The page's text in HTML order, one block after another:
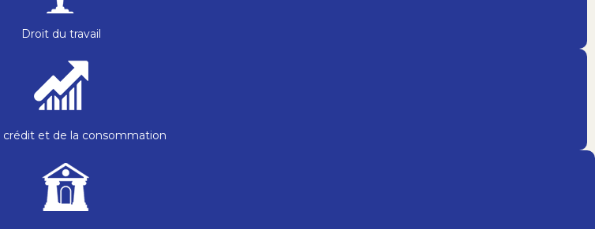
Droit du travail
crédit et de la consommation